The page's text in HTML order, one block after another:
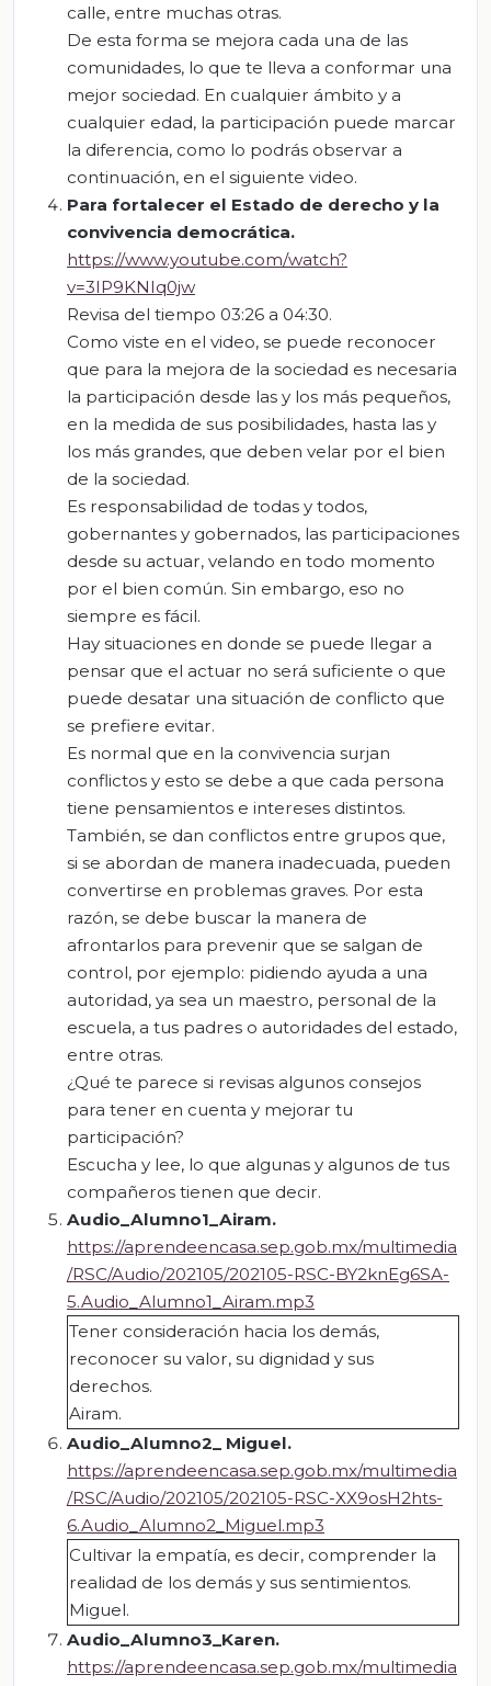
calle, entre muchas otras.
De esta forma se mejora cada una de las
comunidades, lo que te lleva a conformar una
mejor sociedad. En cualquier ámbito y a
cualquier edad, la participación puede marcar
la diferencia, como lo podrás observar a
continuación, en el siguiente video.
Para fortalecer el Estado de derecho y la
convivencia democrática.
https://www.youtube.com/watch?
v=3IP9KNIq0jw
Revisa del tiempo 03:26 a 04:30.
Como viste en el video, se puede reconocer
que para la mejora de la sociedad es necesaria
la participación desde las y los más pequeños,
en la medida de sus posibilidades, hasta las y
los más grandes, que deben velar por el bien
de la sociedad.
Es responsabilidad de todas y todos,
gobernantes y gobernados, las participaciones
desde su actuar, velando en todo momento
por el bien común. Sin embargo, eso no
siempre es fácil.
Hay situaciones en donde se puede llegar a
pensar que el actuar no será suficiente o que
puede desatar una situación de conflicto que
se prefiere evitar.
Es normal que en la convivencia surjan
conflictos y esto se debe a que cada persona
tiene pensamientos e intereses distintos.
También, se dan conflictos entre grupos que,
si se abordan de manera inadecuada, pueden
convertirse en problemas graves. Por esta
razón, se debe buscar la manera de
afrontarlos para prevenir que se salgan de
control, por ejemplo: pidiendo ayuda a una
autoridad, ya sea un maestro, personal de la
escuela, a tus padres o autoridades del estado,
entre otras.
¿Qué te parece si revisas algunos consejos
para tener en cuenta y mejorar tu
participación?
Escucha y lee, lo que algunas y algunos de tus
compañeros tienen que decir.
Audio_Alumno1_Airam.
https://aprendeencasa.sep.gob.mx/multimedia
/RSC/Audio/202105/202105-RSC-BY2knEg6SA-
5.Audio_Alumno1_Airam.mp3
Tener consideración hacia los demás,
reconocer su valor, su dignidad y sus
derechos.
Airam.
Audio_Alumno2_ Miguel.
https://aprendeencasa.sep.gob.mx/multimedia
/RSC/Audio/202105/202105-RSC-XX9osH2hts-
6.Audio_Alumno2_Miguel.mp3
Cultivar la empatía, es decir, comprender la
realidad de los demás y sus sentimientos.
Miguel.
Audio_Alumno3_Karen.
https://aprendeencasa.sep.gob.mx/multimedia